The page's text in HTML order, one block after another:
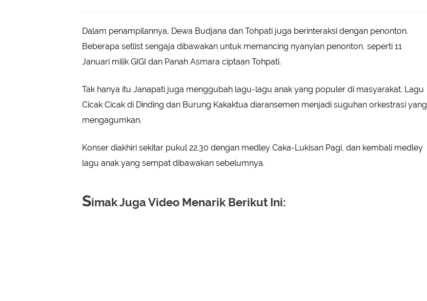
Dalam penampilannya, Dewa Budjana dan Tohpati juga berinteraksi dengan penonton.
Beberapa setlist sengaja dibawakan untuk memancing nyanyian penonton, seperti 11
Januari milik GIGI dan Panah Asmara ciptaan Tohpati.
Tak hanya itu Janapati juga menggubah lagu-lagu anak yang populer di masyarakat. Lagu
Cicak Cicak di Dinding dan Burung Kakaktua diaransemen menjadi suguhan orkestrasi yang
mengagumkan.
Konser diakhiri sekitar pukul 22.30 dengan medley Caka-Lukisan Pagi, dan kembali medley
lagu anak yang sempat dibawakan sebelumnya.
Simak Juga Video Menarik Berikut Ini: